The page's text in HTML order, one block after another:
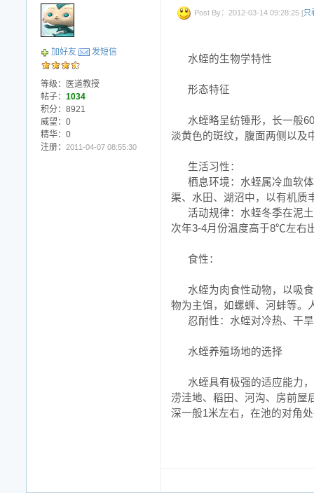
加好友 发短信
等级：医道教授
帖子： 1034
积分：8921
威望：0
精华：0
注册： 2011-04-07 08:55:30
Post By：2012-03-14 09:28:25 [只
水蛭的生物学特性
形态特征
水蛭略呈纺锤形，长一般
淡黄色的斑纹，腹面两侧以及
生活习性：
栖息环境：水蛭属冷血软
渠、水田、湖沼中，以有机质
活动规律：水蛭冬季在泥
次年3-4月份温度高于8℃左右
食性：
水蛭为肉食性动物，以吸
物为主饵，如螺蛳、河蚌等。
忍耐性：水蛭对冷热、干
水蛭养殖场地的选择
水蛭具有极强的适应能力
涝洼地、稻田、河沟、房前屋
深一般1米左右，在池的对角